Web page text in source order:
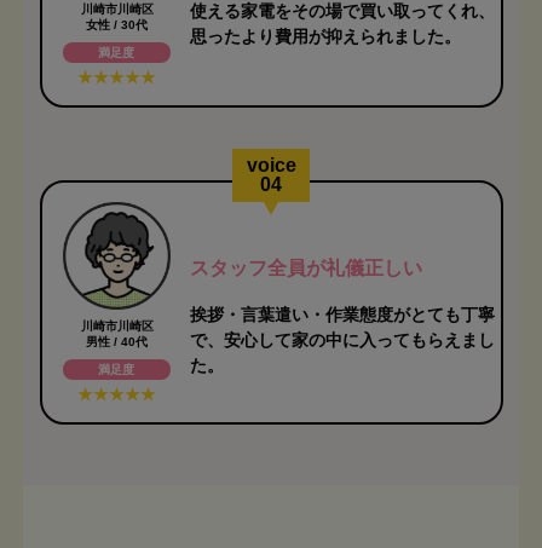
川崎市川崎区
女性 / 30代
満足度
使える家電をその場で買い取ってくれ、
思ったより費用が抑えられました。
voice
04
川崎市川崎区
男性 / 40代
満足度
スタッフ全員が礼儀正しい
挨拶・言葉遣い・作業態度がとても丁寧
で、安心して家の中に入ってもらえまし
た。